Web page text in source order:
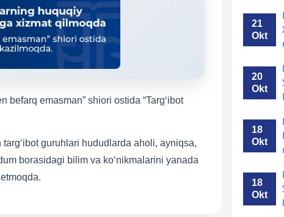
emasman” shiori ostida “Targ‘ibot
guruhlari hududlarda aholi, ayniqsa,
borasidagi bilim va ko‘nikmalarini yanada
21
Okt
20
Okt
18
Okt
18
Okt